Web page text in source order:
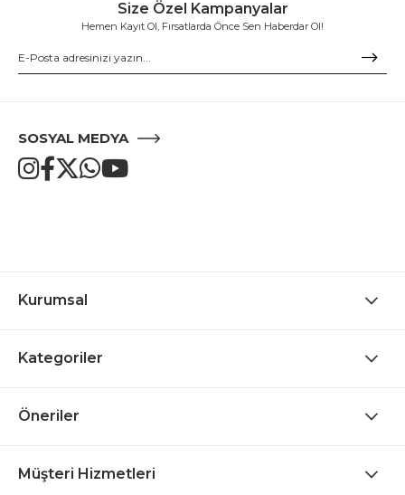
Size Özel Kampanyalar
Hemen Kayıt Ol, Fırsatlarda Önce Sen Haberdar Ol!
SOSYAL MEDYA
Kurumsal
Kategoriler
Öneriler
Müşteri Hizmetleri